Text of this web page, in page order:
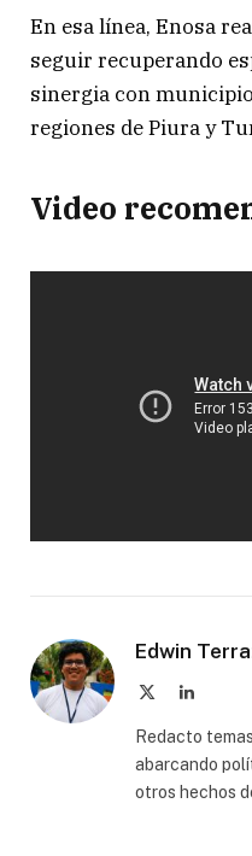
En esa línea, Enosa
seguir recuperando
sinergia con
regiones de Piura y
Video
Edwin
LinkedIn
Redacto
abarcando
otros hechos